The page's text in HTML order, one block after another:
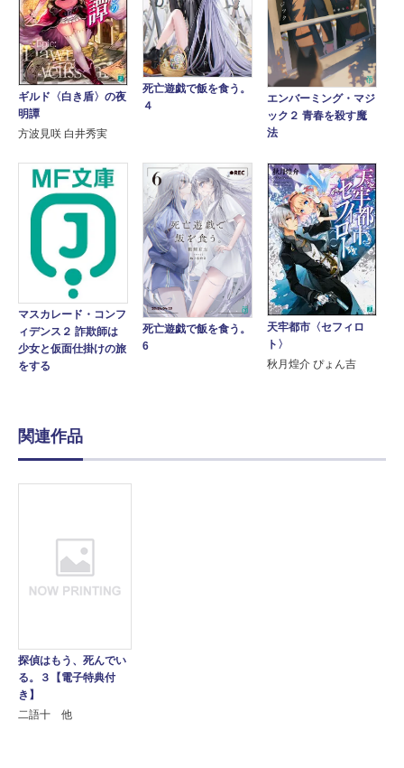
ギルド〈白き盾〉の夜
明譚
方波見咲 白井秀実
死亡遊戯で飯を食う。
４
エンバーミング・マジ
ック２ 青春を殺す魔
法
マスカレード・コンフ
ィデンス２ 詐欺師は
少女と仮面仕掛けの旅
をする
死亡遊戯で飯を食う。
6
天牢都市〈セフィロ
ト〉
秋月煌介 ぴょん吉
関連作品
探偵はもう、死んでい
る。３【電子特典付
き】
二語十 他